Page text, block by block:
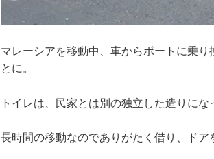
マレーシアを移動中、車からボートに乗
とに。
トイレは、民家とは別の独立した造りにな
長時間の移動なのでありがたく借り、ド